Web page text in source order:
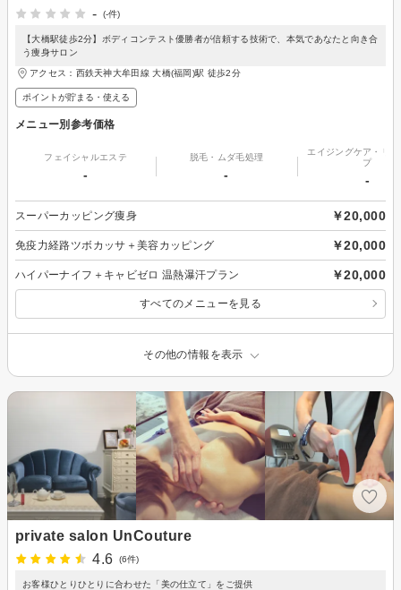
-
(-件)
【大橋駅徒歩2分】ボディコンテスト優勝者が信頼する技術で、本気であなたと向き合
う痩身サロン
アクセス：西鉄天神大牟田線 大橋(福岡)駅 徒歩2分
ポイントが貯まる・使える
メニュー別参考価格
フェイシャルエステ
-
脱毛・ムダ毛処理
-
エイジングケア・リ
プ
-
スーパーカッピング痩身 ￥20,000
免疫力経路ツボカッサ＋美容カッピング ￥20,000
ハイパーナイフ＋キャビゼロ 温熱瀑汗プラン ￥20,000
すべてのメニューを見る
その他の情報を表示
private salon UnCouture
4.6
(6件)
お客様ひとりひとりに合わせた「美の仕立て」をご提供